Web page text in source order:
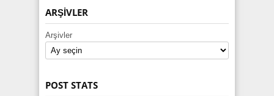
ARŞIVLER
Arşivler
POST STATS